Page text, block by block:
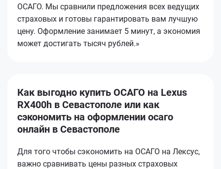
ОСАГО. Мы сравнили предложения всех ведущих
страховых и готовы гарантировать вам лучшую
цену. Оформление занимает 5 минут, а экономия
может достигать тысяч рублей.»
Как выгодно купить ОСАГО на Lexus
RX400h в Севастополе или как
сэкономить на оформлении осаго
онлайн в Севастополе
Для того чтобы сэкономить на ОСАГО на Лексус,
важно сравнивать цены разных страховых